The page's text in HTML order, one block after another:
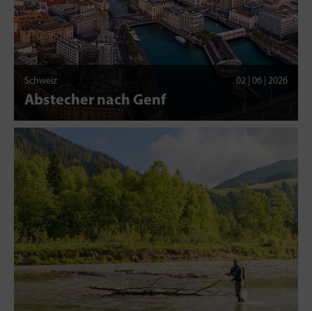
Schweiz 02 | 06 | 2026
Abstecher nach Genf